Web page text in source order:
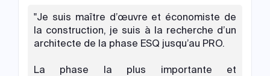
"Je suis maître d’œuvre et économiste de
la construction, je suis à la recherche d’un
architecte de la phase ESQ jusqu’au PRO.
La phase la plus importante et